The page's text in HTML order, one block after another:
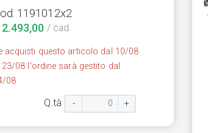
1191012x2
/ cad.
acquisti questo articolo dal 10/08
23/08 l'ordine sarà gestito dal
08
Q.tà - +